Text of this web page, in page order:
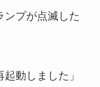
ンプが点滅した
動しました」